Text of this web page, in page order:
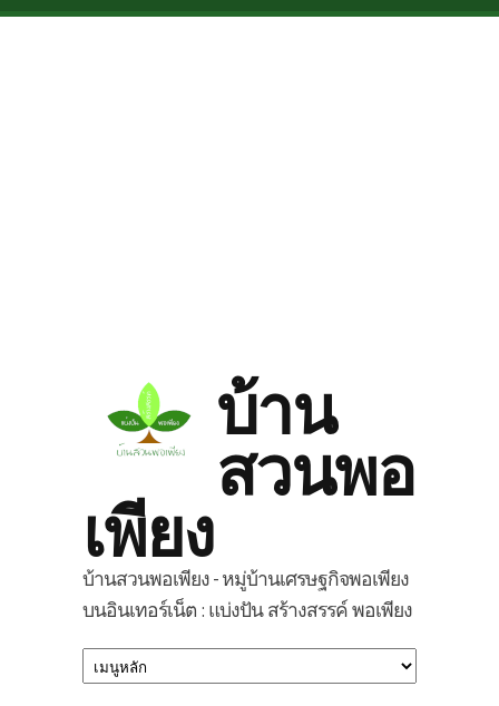
Skip to main content
บ้าน
สวนพอ
เพียง
บ้านสวนพอเพียง - หมู่บ้านเศรษฐกิจพอเพียง
บนอินเทอร์เน็ต : แบ่งปัน สร้างสรรค์ พอเพียง